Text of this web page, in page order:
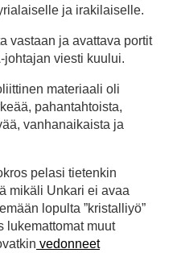
ja irakilaiselle.
vastaan ja avattava portit
viesti kuului.
materiaali oli
pahantahtoista,
vanhanaikaista ja
pelasi tietenkin
mikäli Unkari ei avaa
lopulta ”kristalliyö”
lukemattomat muut
vedonneet